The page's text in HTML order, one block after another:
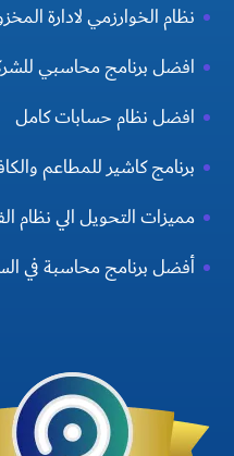
نظام الخوارزمي لادارة
افضل برنامج محاسبي
افضل نظام حسابات كامل
برنامج كاشير للمطاعم
مميزات التحويل الي نظام
أفضل برنامج محاسبة في